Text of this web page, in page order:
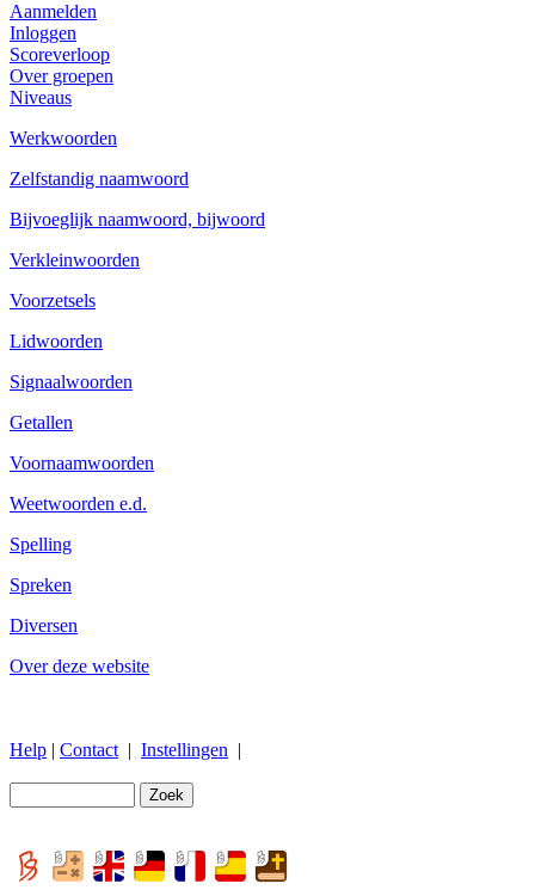
Aanmelden
Inloggen
Scoreverloop
Over groepen
Niveaus
Werkwoorden
Zelfstandig naamwoord
Bijvoeglijk naamwoord, bijwoord
Verkleinwoorden
Voorzetsels
Lidwoorden
Signaalwoorden
Getallen
Voornaamwoorden
Weetwoorden e.d.
Spelling
Spreken
Diversen
Over deze website
Help | Contact | Instellingen |